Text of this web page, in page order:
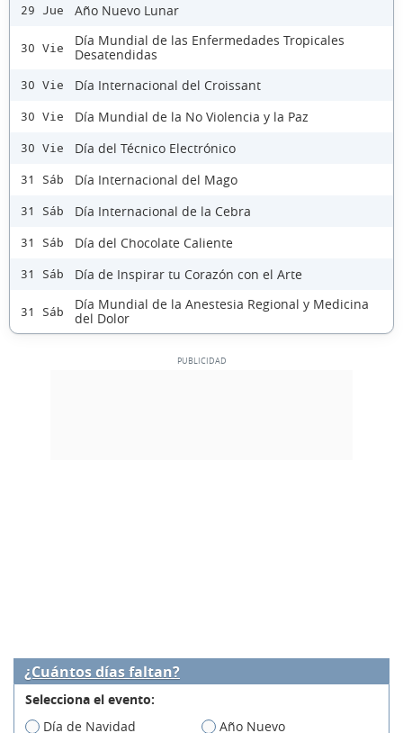
29 Jue Año Nuevo Lunar
30 Vie
Día Mundial de las Enfermedades Tropicales
Desatendidas
30 Vie Día Internacional del Croissant
30 Vie Día Mundial de la No Violencia y la Paz
30 Vie Día del Técnico Electrónico
31 Sáb Día Internacional del Mago
31 Sáb Día Internacional de la Cebra
31 Sáb Día del Chocolate Caliente
31 Sáb Día de Inspirar tu Corazón con el Arte
31 Sáb
Día Mundial de la Anestesia Regional y Medicina
del Dolor
¿Cuántos días faltan?
Selecciona el evento:
Día de Navidad
Año Nuevo